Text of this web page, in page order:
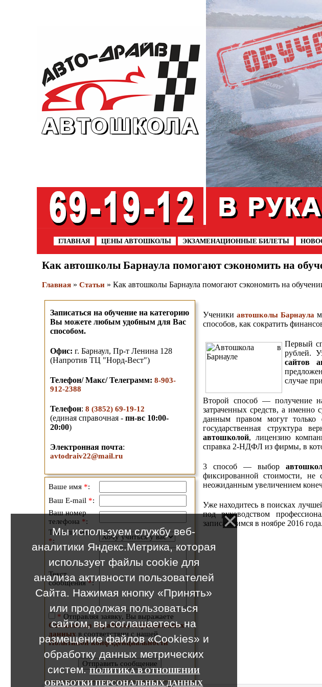
ГЛАВНАЯ ЦЕНЫ АВТОШКОЛЫ ЭКЗАМЕНАЦИОННЫЕ БИЛЕТЫ
Как автошколы Барнаула помогают сэкономить на
Главная » Статьи » Как автошколы Барнаула помогают сэкономить на
Записаться на обучение на категорию
Вы можете любым удобным для Вас
способом.
Офис: г. Барнаул, Пр-т Ленина 128
(Напротив ТЦ "Норд-Вест")
Телефон/ Макс/ Телеграмм: 8-903-
912-2388
Телефон: 8 (3852) 69-19-12
(единая справочная - пн-вс 10:00-
20:00)
Электронная почта:
avtodraiv22@mail.ru
Ваше имя *:
Ваш E-mail *:
Ваш номер
телефона *:
Тема письма
*:
Текст
сообщения*:
* Отправляя заявку, Вы выражаете
Согласие на обработку персональных
данных в соответствии с нашей
Политикой конфиденциальности
Ученики автошколы Барнаула
способов, как сократить
Первый
рублей.
сайтов
случае
Второй способ — получение
затраченных средств, а именно
данным правом могут только
государственная структура
автошколой, лицензию
справка 2-НДФЛ из фирмы, в
3 способ — выбор
фиксированной стоимости, не
неожиданным увеличением
Уже находитесь в поисках
под руководством
записавшимся в ноябре 2016
Мы используем службу веб-
аналитики Яндекс.Метрика, которая
использует файлы cookie для
анализа активности пользователей
Сайта. Нажимая кнопку «Принять»
или продолжая пользоваться
сайтом, вы соглашаетесь на
размещение файлов «Cookies» и
обработку данных метрических
систем.ПОЛИТИКА В ОТНОШЕНИИ
ОБРАБОТКИ ПЕРСОНАЛЬНЫХ ДАННЫХ